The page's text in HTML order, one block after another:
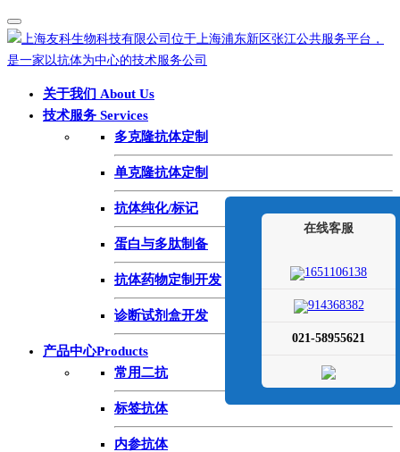
关于我们 About Us
技术服务 Services
多克隆抗体定制
单克隆抗体定制
抗体纯化/标记
蛋白与多肽制备
抗体药物定制开发
诊断试剂盒开发
产品中心Products
常用二抗
标签抗体
内参抗体
在线客服
1651106138
914368382
021-58955621